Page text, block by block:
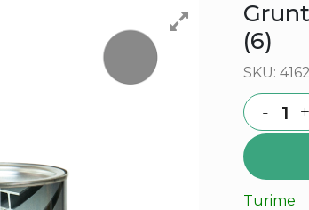
(6)
SKU:
- +
Turime